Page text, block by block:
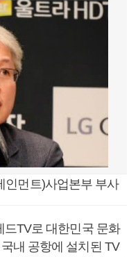
인먼트)사업본부 부사
TV로 대한민국 문화
내 공항에 설치된 TV